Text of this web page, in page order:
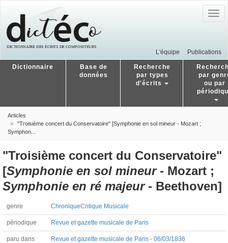
L'équipe Publications
Dictionnaire
Base de
données
Recherche
par types
d'écrits
par
ou par
Articles
"Troisième concert du Conservatoire" [Symphonie en sol mineur - Mozart ;
Symphon...
"Troisième concert du Conservatoire"
[Symphonie en sol mineur- Mozart ;
Symphonie en ré majeur- Beethoven]
genre ChroniqueCritique Musicale
périodique Revue et gazette musicale de Paris
paru dans Revue et gazette musicale de Paris - 06/03/1836